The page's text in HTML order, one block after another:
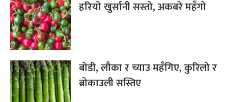
हरियो खुर्सानी सस्तो, अकबरे महँगो
बोडी, लौका र च्याउ महँगिए, कुरिलो र
ब्रोकाउली सस्तिए